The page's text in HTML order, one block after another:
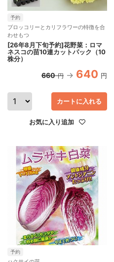
予約
ブロッコリーとカリフラワーの特徴を合
わせもつ
[26年8月下旬予約]花野菜：ロマ
ネスコの苗10連カットパック（10
株分）
660 円 640 円
お気に入り追加
カートに入れる
予約